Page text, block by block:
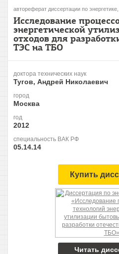
автореферат диссертации по
Исследование
энергетической
отходов для
ТЭС на ТБО
доктора технических наук
Тугов, Андрей Николаевич
город
Москва
год
2012
специальность ВАК РФ
05.14.14
Купить
Читать